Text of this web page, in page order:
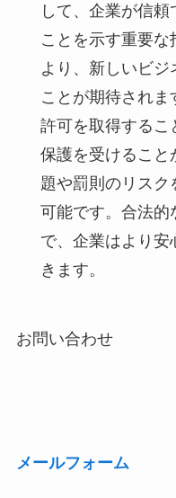
して、企業が信
ことを示す重要な
より、新しいビジ
ことが期待されま
許可を取得するこ
保護を受けること
題や罰則のリス
可能です。合法的
で、企業はより
きます。
お問い合わせ
メールフォーム